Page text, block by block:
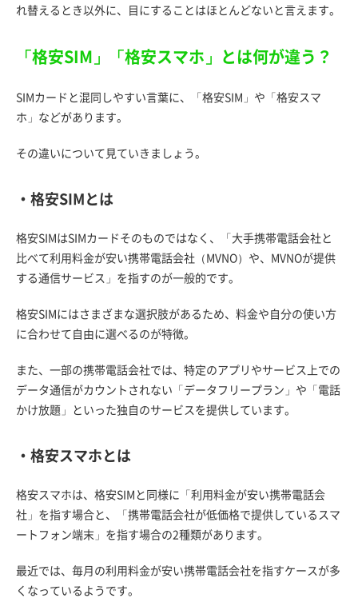
れ替えるとき以外に、目にすることはほとんどないと言えます。
「格安SIM」「格安スマホ」とは何が違う？
SIMカードと混同しやすい言葉に、「格安SIM」や「格安スマ
ホ」などがあります。
その違いについて見ていきましょう。
・格安SIMとは
格安SIMはSIMカードそのものではなく、「大手携帯電話会社と
比べて利用料金が安い携帯電話会社（MVNO）や、MVNOが提供
する通信サービス」を指すのが一般的です。
格安SIMにはさまざまな選択肢があるため、料金や自分の使い方
に合わせて自由に選べるのが特徴。
また、一部の携帯電話会社では、特定のアプリやサービス上での
データ通信がカウントされない「データフリープラン」や「電話
かけ放題」といった独自のサービスを提供しています。
・格安スマホとは
格安スマホは、格安SIMと同様に「利用料金が安い携帯電話会
社」を指す場合と、「携帯電話会社が低価格で提供しているスマ
ートフォン端末」を指す場合の2種類があります。
最近では、毎月の利用料金が安い携帯電話会社を指すケースが多
くなっているようです。